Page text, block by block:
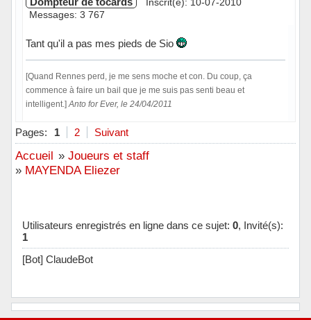
Messages: 3 767
Tant qu'il a pas mes pieds de Sio
[Quand Rennes perd, je me sens moche et con. Du coup, ça
commence à faire un bail que je me suis pas senti beau et
intelligent.] Anto for Ever, le 24/04/2011
Hors ligne
Pages: 1 2 Suivant
Accueil » Joueurs et staff
» MAYENDA Eliezer
Utilisateurs enregistrés en ligne dans ce sujet: 0, Invité(s):
1
[Bot] ClaudeBot